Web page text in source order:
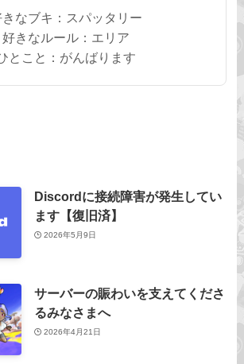
なブキ：スパッタリー
好きなルール：エリア
とこと：がんばります
Discordに接続障害が発生してい
ます【復旧済】
2026年5月9日
サーバーの賑わいを支えてくださ
るみなさまへ
2026年4月21日